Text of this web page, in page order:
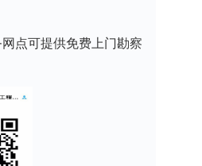
点可提供免费上门勘察